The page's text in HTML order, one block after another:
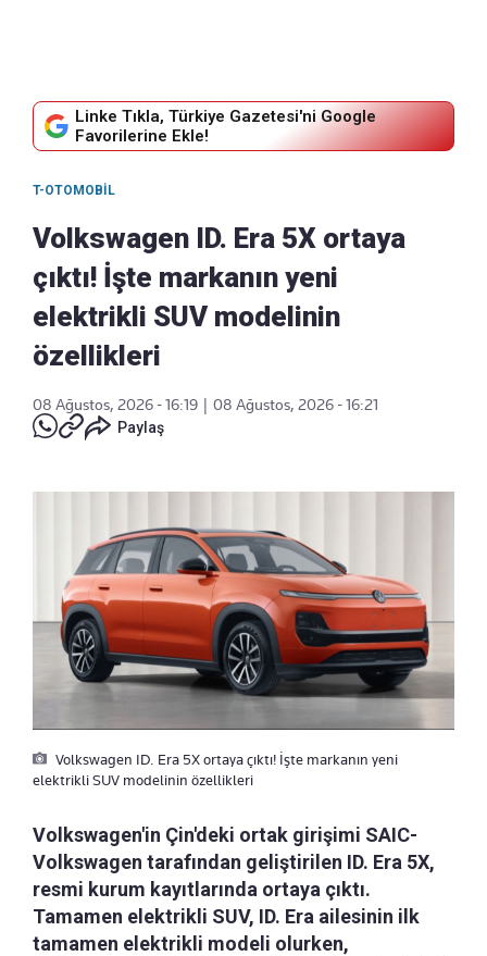
Linke Tıkla, Türkiye Gazetesi'ni Google
Favorilerine Ekle!
T-OTOMOBIL
Volkswagen ID. Era 5X ortaya
çıktı! İşte markanın yeni
elektrikli SUV modelinin
özellikleri
08 Ağustos, 2026 - 16:19
08 Ağustos, 2026 - 16:21
Paylaş
Volkswagen ID. Era 5X ortaya çıktı! İşte markanın yeni
elektrikli SUV modelinin özellikleri
Volkswagen'in Çin'deki ortak girişimi SAIC-
Volkswagen tarafından geliştirilen ID. Era 5X,
resmi kurum kayıtlarında ortaya çıktı.
Tamamen elektrikli SUV, ID. Era ailesinin ilk
tamamen elektrikli modeli olurken,